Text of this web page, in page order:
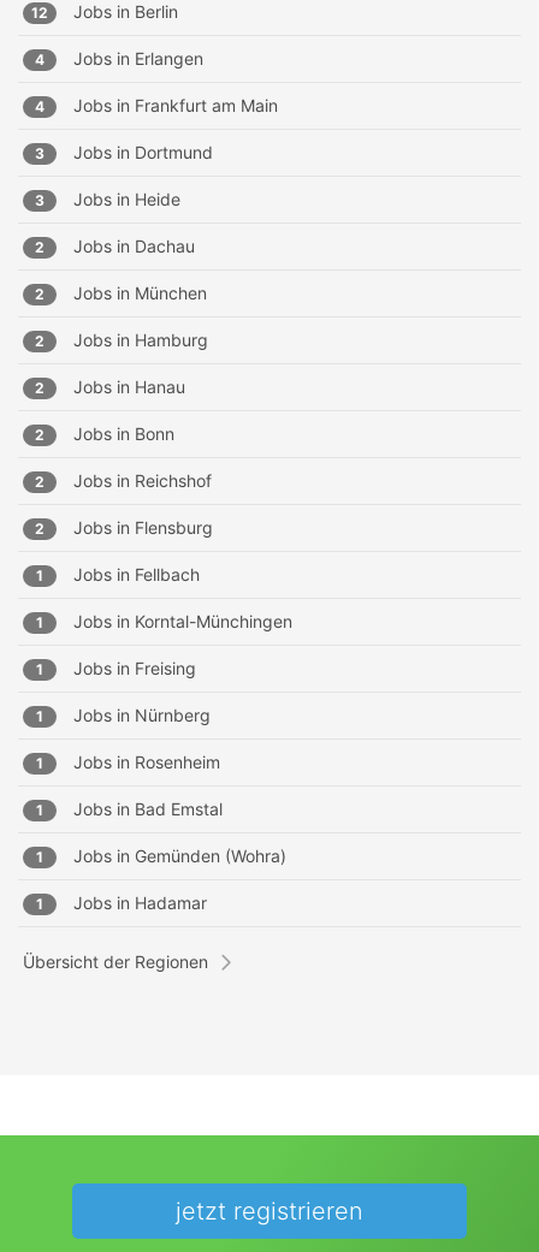
12 Jobs in Berlin
4 Jobs in Erlangen
4 Jobs in Frankfurt am Main
3 Jobs in Dortmund
3 Jobs in Heide
2 Jobs in Dachau
2 Jobs in München
2 Jobs in Hamburg
2 Jobs in Hanau
2 Jobs in Bonn
2 Jobs in Reichshof
2 Jobs in Flensburg
1 Jobs in Fellbach
1 Jobs in Korntal-Münchingen
1 Jobs in Freising
1 Jobs in Nürnberg
1 Jobs in Rosenheim
1 Jobs in Bad Emstal
1 Jobs in Gemünden (Wohra)
1 Jobs in Hadamar
Übersicht der Regionen
jetzt registrieren